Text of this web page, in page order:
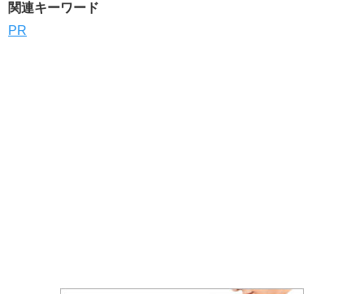
関連キーワード
PR